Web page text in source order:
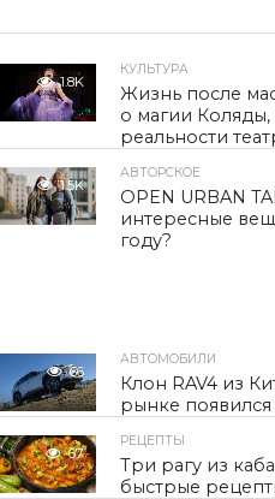
1.8K
КУЛЬТУРА
Жизнь после
о магии Коляды,
реальности
1.5K
АВТОРСКОЕ
OPEN URBAN
интересные
году?
66
АВТОМОБИЛИ
Клон RAV4 из
рынке
67
РЕЦЕПТЫ
Три рагу из
быстрые